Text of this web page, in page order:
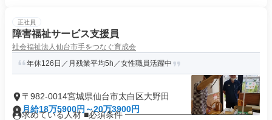
正社員
障害福祉サービス支援員
社会福祉法人仙台市手をつなぐ育成会
年休126日／月残業平均5h／女性職員活躍中
〒982-0014宮城県仙台市太白区大野田
月給18万5900円～20万3900円
求めている人材 ■必須条件 ━━━━━━━━━━━━━━━